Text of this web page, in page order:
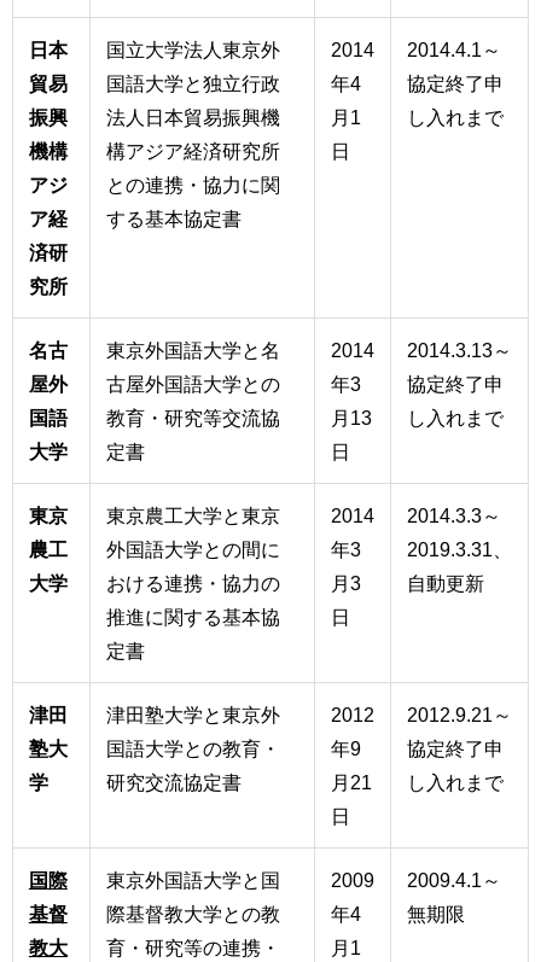
日本
貿易
振興
機構
アジ
ア経
済研
究所
国立大学法人東京外
国語大学と独立行政
法人日本貿易振興機
構アジア経済研究所
との連携・協力に関
する基本協定書
2014
年4
月1
日
2014.4.1～
協定終了申
し入れまで
名古
屋外
国語
大学
東京外国語大学と名
古屋外国語大学との
教育・研究等交流協
定書
2014
年3
月13
日
2014.3.13～
協定終了申
し入れまで
東京
農工
大学
東京農工大学と東京
外国語大学との間に
おける連携・協力の
推進に関する基本協
定書
2014
年3
月3
日
2014.3.3～
2019.3.31、
自動更新
津田
塾大
学
津田塾大学と東京外
国語大学との教育・
研究交流協定書
2012
年9
月21
日
2012.9.21～
協定終了申
し入れまで
国際
基督
教大
東京外国語大学と国
際基督教大学との教
育・研究等の連携・
2009
年4
月1
2009.4.1～
無期限